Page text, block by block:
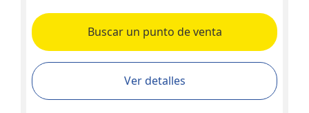
Buscar un punto de venta
Ver detalles